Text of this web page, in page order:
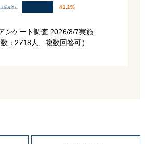
紹介等） 41.1%
41.1%
ンケート調査 2026/8/7実施
数：2718人、複数回答可）